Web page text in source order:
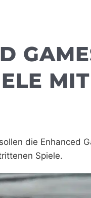
die Enhanced
Spiele.